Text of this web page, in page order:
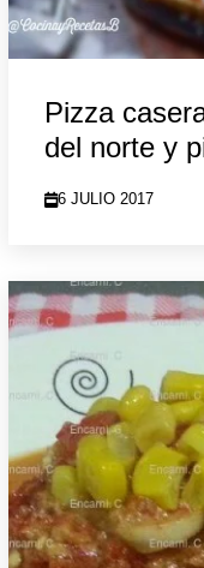
Pizza
del norte y
6 JULIO 2017